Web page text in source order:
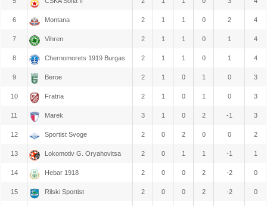
6 Montana 2 1 1 0 2 4
7 Vihren 2 1 1 0 1 4
8 Chernomorets 1919 Burgas 2 1 1 0 1 4
9 Beroe 2 1 0 1 0 3
10 Fratria 2 1 0 1 0 3
11 Marek 3 1 0 2 -1 3
12 Sportist Svoge 2 0 2 0 0 2
13 Lokomotiv G. Oryahovitsa 2 0 1 1 -1 1
14 Hebar 1918 2 0 0 2 -2 0
15 Rilski Sportist 2 0 0 2 -2 0